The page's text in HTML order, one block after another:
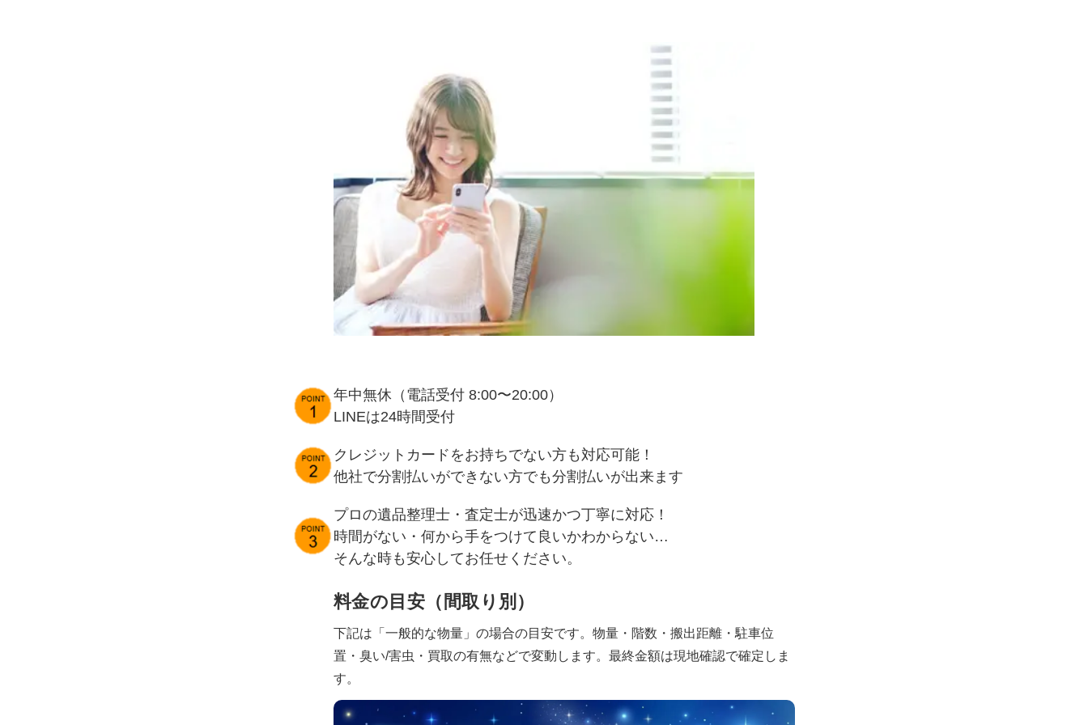
年中無休（電話受付 8:00〜20:00）
LINEは24時間受付
クレジットカードをお持ちでない方も対応可能！
他社で分割払いができない方でも分割払いが出来ます
プロの遺品整理士・査定士が迅速かつ丁寧に対応！
時間がない・何から手をつけて良いかわからない…
そんな時も安心してお任せください。
料金の目安（間取り別）
下記は「一般的な物量」の場合の目安です。物量・階数・搬出距離・駐車位
置・臭い/害虫・買取の有無などで変動します。最終金額は現地確認で確定しま
す。